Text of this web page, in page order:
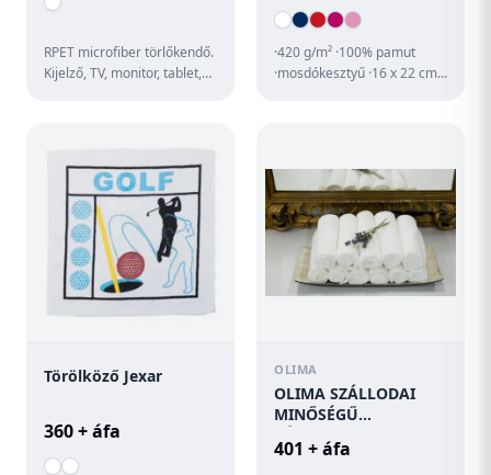
RPET microfiber törlőkendő.
Kijelző, TV, monitor, tablet,
·420 g/m² ·100% pamut
·mosdókesztyű ·16 x 22 cm
Törölköző Jexar
360 + áfa
OLIMA
OLIMA SZÁLLODAI
MINŐSÉGŰ
401 + áfa